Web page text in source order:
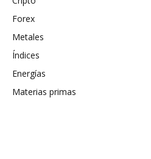
Forex
Metales
Índices
Energías
Materias primas